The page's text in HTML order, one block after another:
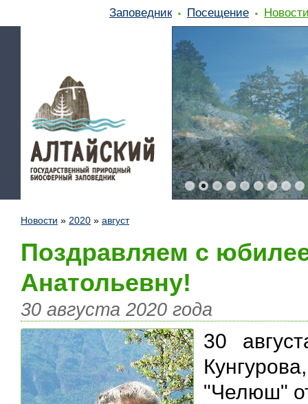
Заповедник Посещение
Новости » 2020 » август
Поздравляем с
Анатольевну!
30 августа 2020 года
30
"Челюш"